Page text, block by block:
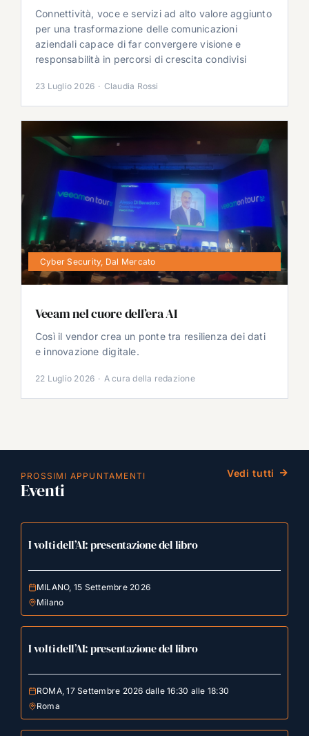
Connettività, voce e servizi ad alto valore aggiunto
per una trasformazione delle comunicazioni
aziendali capace di far convergere visione e
responsabilità in percorsi di crescita condivisi
23 Luglio 2026 · Claudia Rossi
Cyber Security, Dal Mercato
Veeam nel cuore dell’era AI
Così il vendor crea un ponte tra resilienza dei dati
e innovazione digitale.
22 Luglio 2026 · A cura della redazione
PROSSIMI APPUNTAMENTI
Eventi
Vedi tutti
I volti dell’AI: presentazione del libro
MILANO, 15 Settembre 2026
Milano
I volti dell’AI: presentazione del libro
ROMA, 17 Settembre 2026 dalle 16:30 alle 18:30
Roma